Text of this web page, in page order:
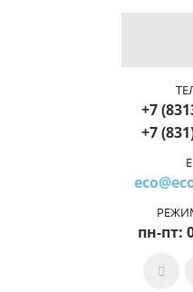
+7
+7
пн-пт: